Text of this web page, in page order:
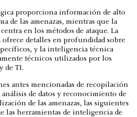
proporciona información de alto
de las amenazas, mientras que la
en los métodos de ataque. La
detalles en profundidad sobre
y la inteligencia técnica
técnicos utilizados por los
de TI.
antes mencionadas de recopilación
análisis de datos y reconocimiento de
de las amenazas, las siguientes
las herramientas de inteligencia de